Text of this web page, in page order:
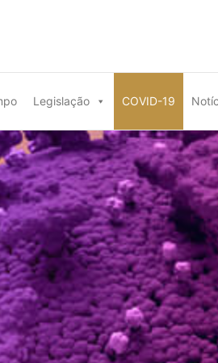
Legislação COVID-19